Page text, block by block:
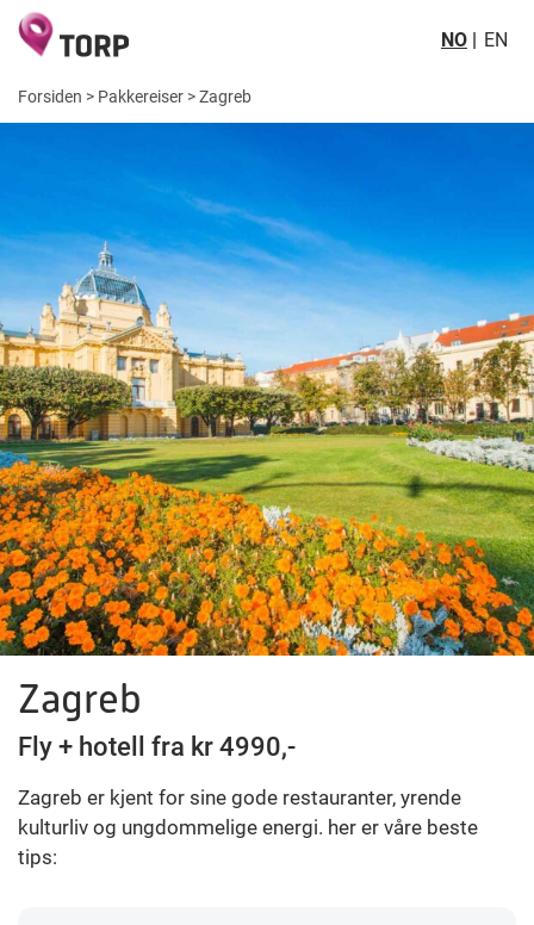
NO EN
Forsiden > Pakkereiser >Zagreb
Zagreb
Fly + hotell fra kr 4990,-
Zagreb er kjent for sine gode restauranter, yrende
kulturliv og ungdommelige energi. her er våre beste
tips: